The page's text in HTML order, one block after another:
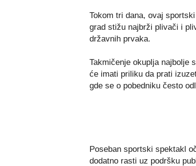
Tokom tri dana, ovaj
grad stižu najbrži plivači i
državnih prvaka.
Takmičenje okuplja najbolje
će imati priliku da prati
gde se o pobedniku često
Poseban sportski spektakl
dodatno rasti uz podršku